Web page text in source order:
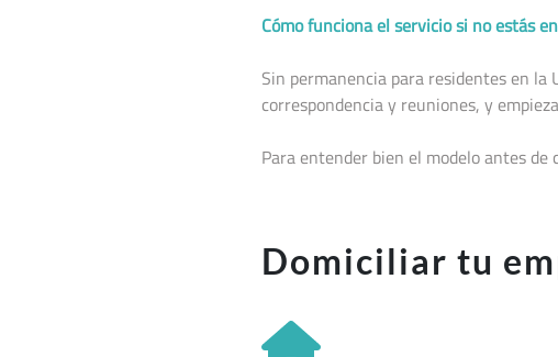
Cómo funciona el servicio si no estás
Sin permanencia para residentes en la
correspondencia y reuniones, y
Para entender bien el modelo antes de
Domiciliar tu